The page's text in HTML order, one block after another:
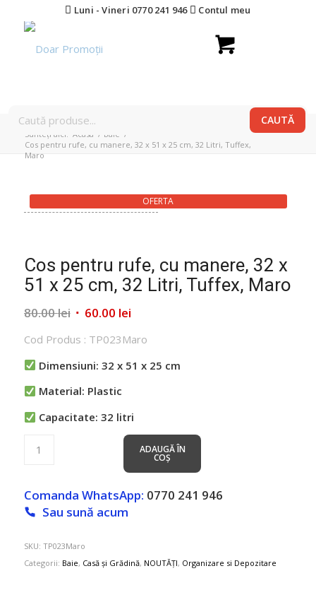
Luni - Vineri 0770 241 946 Contul meu
Sunteți aici: Acasa / Baie /
Cos pentru rufe, cu manere, 32 x 51 x 25 cm, 32 Litri, Tuffex,
Maro
OFERTA
Cos pentru rufe, cu manere, 32 x
51 x 25 cm, 32 Litri, Tuffex, Maro
80.00lei Prețul
a
fost:
60.00 leiPrețul
este:
60.00 lei.
Cod Produs : TP023Maro
Dimensiuni: 32 x 51 x 25 cm
Material: Plastic
Capacitate: 32 litri
ADAUGĂ ÎN
COȘ
Comanda WhatsApp: 0770 241 946
Sau sună acum
SKU: TP023Maro
Categorii: Baie, Casă și Grădină, NOUTĂȚI, Organizare si Depozitare